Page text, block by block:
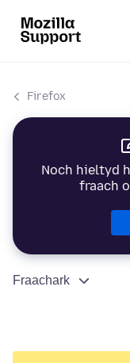
Firefox
Noch hieltyd
fraach
Fraachark